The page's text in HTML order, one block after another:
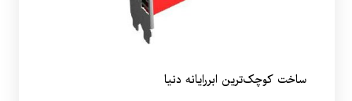
ساخت کوچک‌ترین ابررایانه دنیا